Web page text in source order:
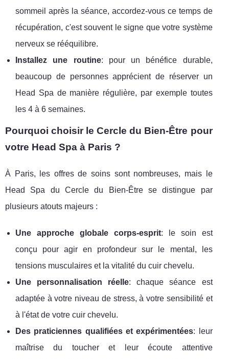
sommeil après la séance, accordez-vous ce temps de
récupération, c'est souvent le signe que votre système
nerveux se rééquilibre.
Installez une routine: pour un bénéfice durable,
beaucoup de personnes apprécient de réserver un
Head Spa de manière régulière, par exemple toutes
les 4 à 6 semaines.
Pourquoi choisir le Cercle du Bien-Être pour
votre Head Spa à Paris ?
À Paris, les offres de soins sont nombreuses, mais le
Head Spa du Cercle du Bien-Être se distingue par
plusieurs atouts majeurs :
Une approche globale corps-esprit: le soin est
conçu pour agir en profondeur sur le mental, les
tensions musculaires et la vitalité du cuir chevelu.
Une personnalisation réelle: chaque séance est
adaptée à votre niveau de stress, à votre sensibilité et
à l'état de votre cuir chevelu.
Des praticiennes qualifiées et expérimentées: leur
maîtrise du toucher et leur écoute attentive